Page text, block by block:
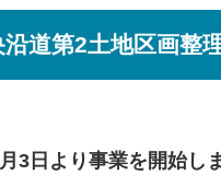
沿道第2土地区画整
3日より事業を開始し